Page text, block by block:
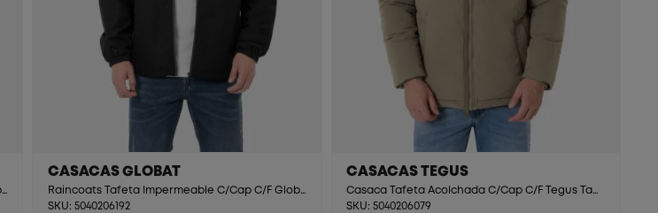
Raincoats Tafeta Impermeable C/Cap C/F Globat Iron
CASACAS GLOBAT
Raincoats Tafeta Impermeable C/Cap C/F Globat Black
SKU: 5040206192
CASACAS TEGUS
Casaca Tafeta Acolchada C/Cap C/F Tegus Taupe
SKU: 5040206079